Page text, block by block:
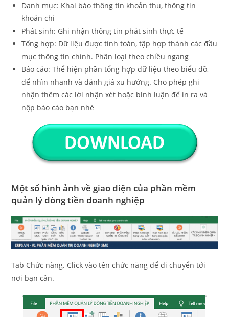
Danh mục: Khai báo thông tin khoản thu, thông tin
khoản chi
Phát sinh: Ghi nhận thông tin phát sinh thực tế
Tổng hợp: Dữ liệu được tính toán, tập hợp thành các đầu
mục thông tin chính. Phân loại theo chiều ngang
Báo cáo: Thể hiện phần tổng hợp dữ liệu theo biểu đồ,
để nhìn nhanh và đánh giá xu hướng. Cho phép ghi
nhận thêm các lời nhận xét hoặc bình luận để in ra và
nộp báo cáo bạn nhé
Một số hình ảnh về giao diện của phần mềm
quản lý dòng tiền doanh nghiệp
Tab Chức năng. Click vào tên chức năng để di chuyển tới
nơi bạn cần.